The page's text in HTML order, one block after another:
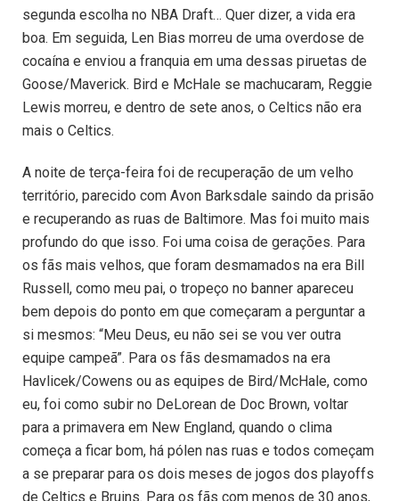
segunda escolha no NBA Draft… Quer dizer, a vida era
boa. Em seguida, Len Bias morreu de uma overdose de
cocaína e enviou a franquia em uma dessas piruetas de
Goose/Maverick. Bird e McHale se machucaram, Reggie
Lewis morreu, e dentro de sete anos, o Celtics não era
mais o Celtics.
A noite de terça-feira foi de recuperação de um velho
território, parecido com Avon Barksdale saindo da prisão
e recuperando as ruas de Baltimore. Mas foi muito mais
profundo do que isso. Foi uma coisa de gerações. Para
os fãs mais velhos, que foram desmamados na era Bill
Russell, como meu pai, o tropeço no banner apareceu
bem depois do ponto em que começaram a perguntar a
si mesmos: “Meu Deus, eu não sei se vou ver outra
equipe campeã”. Para os fãs desmamados na era
Havlicek/Cowens ou as equipes de Bird/McHale, como
eu, foi como subir no DeLorean de Doc Brown, voltar
para a primavera em New England, quando o clima
começa a ficar bom, há pólen nas ruas e todos começam
a se preparar para os dois meses de jogos dos playoffs
de Celtics e Bruins. Para os fãs com menos de 30 anos,